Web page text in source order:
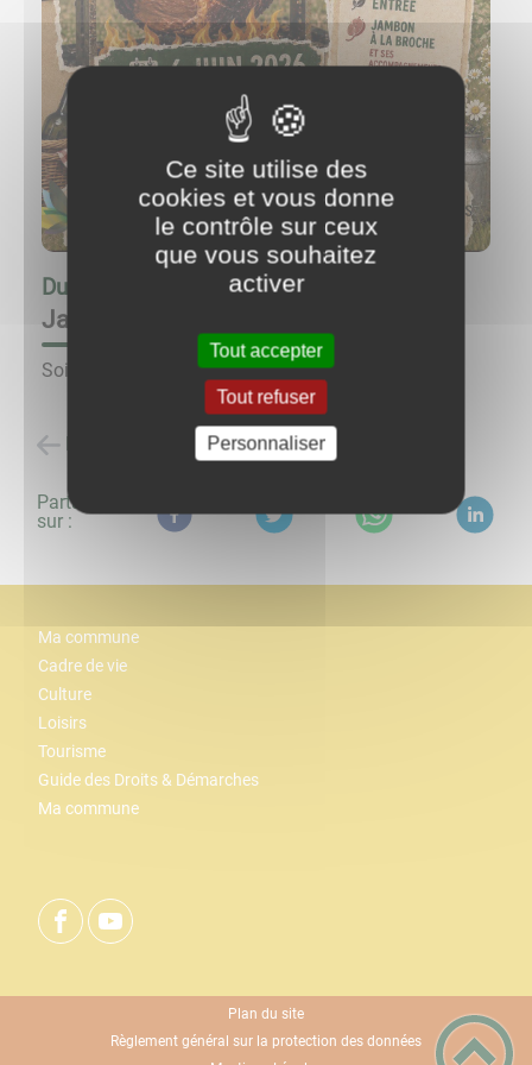
Du 06/06/26 à 20:00 au06/06/26 à 23:30
Jambon à la broche
Soirée dansante animée par Orpheane.
Retour à la liste des évènements
Partagez
sur :
Ma commune
Cadre de vie
Culture
Loisirs
Tourisme
Guide des Droits & Démarches
Ma commune
Plan du site
Règlement général sur la protection des données
Ce site utilise des
cookies et vous donne
le contrôle sur ceux
que vous souhaitez
activer
Tout accepter
Tout refuser
Personnaliser